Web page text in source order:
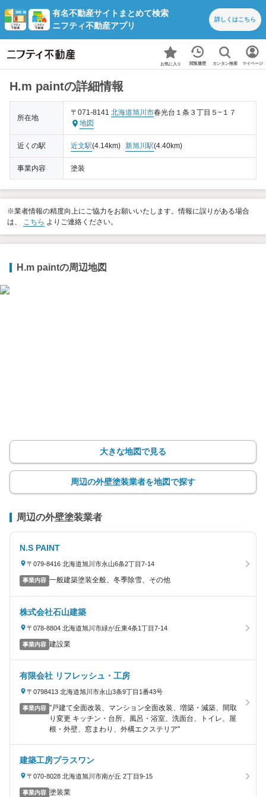
有名不動産サイトまとめて検索
ニフティ不動産アプリ
詳しくはこちら
お気に入り 閲覧履歴 カンタン検索 マイページ
H.m paintの詳細情報
所在地
〒071-8141 北海道旭川市春光台１条３丁目５−１７
地図
近くの駅 近文駅(4.14km) 新旭川駅(4.40km)
事業内容 塗装
※業者情報の精度向上にご協力をお願いいたします。情報に誤りがある場合
は、 こちら よりご連絡ください。
H.m paintの周辺地図
大きな地図で見る
周辺の外壁塗装業者を地図で探す
周辺の外壁塗装業者
N.S PAINT
〒079-8416 北海道旭川市永山6条2丁目7-14
事業内容 一般建築塗装全般、冬季除雪、その他
株式会社石山建築
〒078-8804 北海道旭川市緑が丘東4条1丁目7-14
事業内容 建設業
有限会社 リフレッシュ・工房
〒0798413 北海道旭川市永山3条9丁目1番43号
事業内容 "戸建て全面改装、マンション全面改装、増築・減築、間取
り変更 キッチン・台所、風呂・浴室、洗面台、トイレ、屋
根・外壁、窓まわり、外構エクステリア"
建築工房プラスワン
〒070-8028 北海道旭川市南が丘 2丁目9-15
事業内容 塗装業